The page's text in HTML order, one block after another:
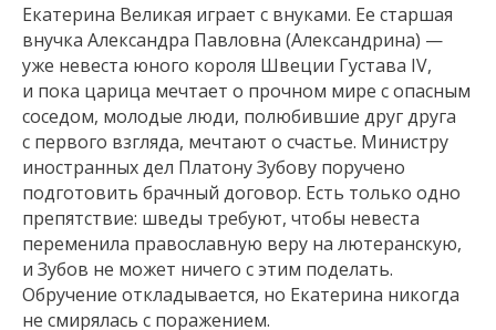
Екатерина Великая играет с внуками. Ее старшая
внучка Александра Павловна (Александрина) —
уже невеста юного короля Швеции Густава IV,
и пока царица мечтает о прочном мире с опасным
соседом, молодые люди, полюбившие друг друга
с первого взгляда, мечтают о счастье. Министру
иностранных дел Платону Зубову поручено
подготовить брачный договор. Есть только одно
препятствие: шведы требуют, чтобы невеста
переменила православную веру на лютеранскую,
и Зубов не может ничего с этим поделать.
Обручение откладывается, но Екатерина никогда
не смирялась с поражением.